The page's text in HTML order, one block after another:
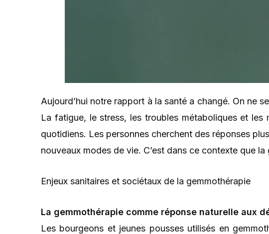
Aujourd’hui notre rapport à la santé a changé. On ne
La fatigue, le stress, les troubles métaboliques et les
quotidiens. Les personnes cherchent des réponses
nouveaux modes de vie. C’est dans ce contexte que
Enjeux sanitaires et sociétaux de la gemmothérapie
La gemmothérapie comme réponse naturelle aux
Les bourgeons et jeunes pousses utilisés en